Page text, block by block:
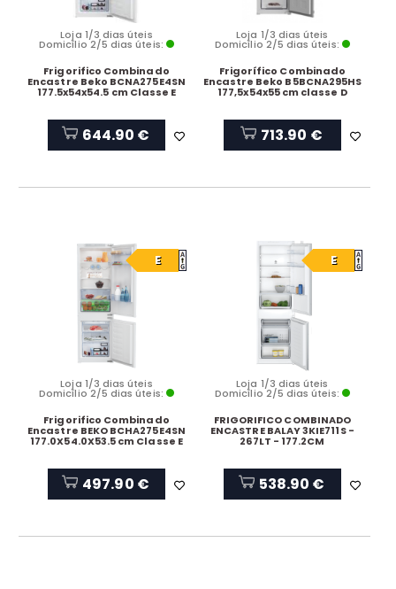
Loja 1/3 dias úteis
Domicílio 2/5 dias úteis:
Frigorifico Combinado
Encastre Beko BCNA275E4SN
177.5x54x54.5 cm Classe E
644.90 €
Loja 1/3 dias úteis
Domicílio 2/5 dias úteis:
Frigorífico Combinado
Encastre Beko B5BCNA295HS
177,5x54x55 cm classe D
713.90 €
E
Loja 1/3 dias úteis
Domicílio 2/5 dias úteis:
Frigorifico Combinado
Encastre BEKO BCHA275E4SN
177.0X54.0X53.5 cm Classe E
497.90 €
E
Loja 1/3 dias úteis
Domicílio 2/5 dias úteis:
FRIGORIFICO COMBINADO
ENCASTRE BALAY 3KIE711S -
267LT - 177.2CM
538.90 €